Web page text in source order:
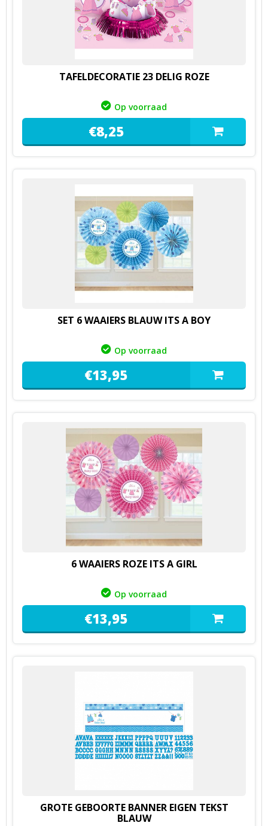
TAFELDECORATIE 23 DELIG ROZE
Op voorraad
€8,25
SET 6 WAAIERS BLAUW ITS A BOY
Op voorraad
€13,95
6 WAAIERS ROZE ITS A GIRL
Op voorraad
€13,95
GROTE GEBOORTE BANNER EIGEN TEKST
BLAUW